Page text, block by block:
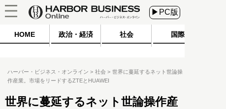
▶PC版
HOME 政治・経済 社会 国際
ハーバー・ビジネス・オンライン 社会
世界に蔓延するネット世論操
作産業。市場をリードするZTEとHUAWEI
世界に蔓延するネット世論操作産